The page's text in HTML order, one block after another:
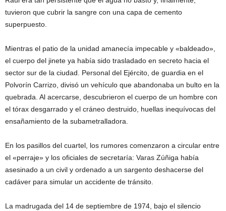
tuvieron que cubrir la sangre con una capa de cemento
superpuesto.
Mientras el patio de la unidad amanecía impecable y «baldeado»,
el cuerpo del jinete ya había sido trasladado en secreto hacia el
sector sur de la ciudad. Personal del Ejército, de guardia en el
Polvorín Carrizo, divisó un vehículo que abandonaba un bulto en la
quebrada. Al acercarse, descubrieron el cuerpo de un hombre con
el tórax desgarrado y el cráneo destruido, huellas inequívocas del
ensañamiento de la subametralladora.
En los pasillos del cuartel, los rumores comenzaron a circular entre
el «perraje» y los oficiales de secretaría: Varas Zúñiga había
asesinado a un civil y ordenado a un sargento deshacerse del
cadáver para simular un accidente de tránsito.
La madrugada del 14 de septiembre de 1974, bajo el silencio